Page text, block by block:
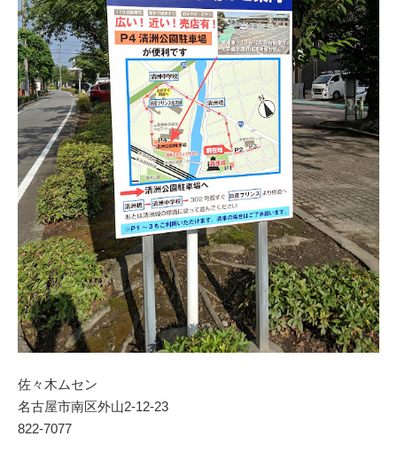
佐々木ムセン
名古屋市南区外山2‐12‐23
822-7077